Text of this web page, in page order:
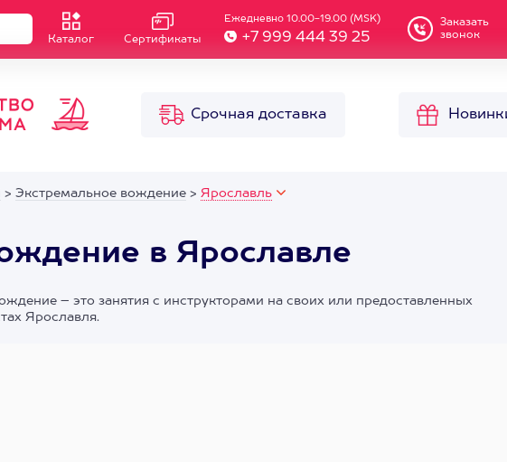
Каталог Сертификаты
Ежедневно 10.00-19.00 (MSK)
+7 999 444 39 25
Заказать
звонок
Срочная доставка
> Экстремальное вождение > Ярославль
в Ярославле
– это занятия с инструкторами на своих или предоставленных
Ярославля.